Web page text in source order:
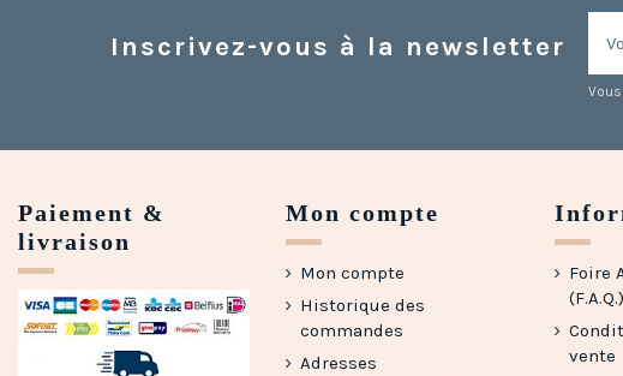
Inscrivez-vous à la newsletter
Paiement &
livraison
Mon compte
Mon compte
Historique des
commandes
Adresses
Foire
(F.A.Q.)
vente